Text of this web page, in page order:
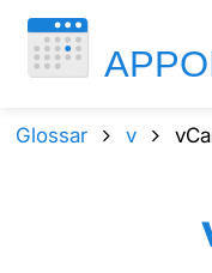
Glossar v